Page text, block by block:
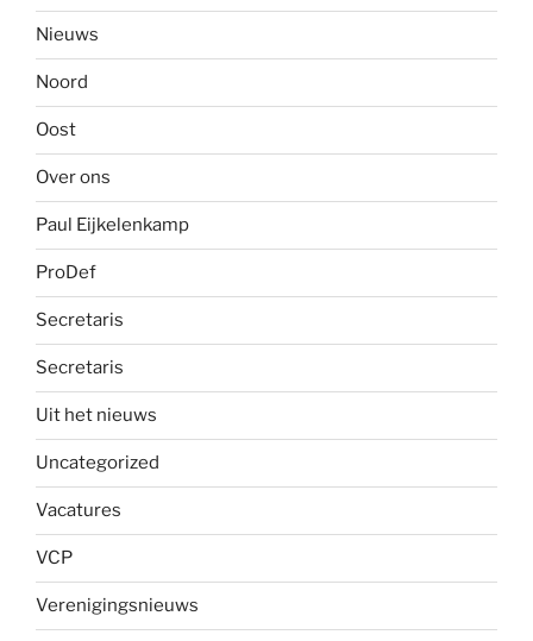
Nieuws
Noord
Oost
Over ons
Paul Eijkelenkamp
ProDef
Secretaris
Secretaris
Uit het nieuws
Uncategorized
Vacatures
VCP
Verenigingsnieuws